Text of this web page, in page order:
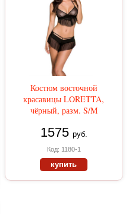
Костюм восточной
красавицы LORETTA,
чёрный, разм. S/M
1575 руб.
Код: 1180-1
купить